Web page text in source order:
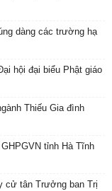
dàng các trường hạ
hội đại biểu Phật giáo
Thiếu Gia đình
tỉnh Hà Tĩnh
cử tân Trưởng ban Trị